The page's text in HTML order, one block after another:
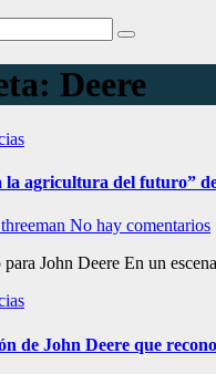
Deere
la agricultura del futuro”
threeman No hay comentarios
John Deere En un
de John Deere que